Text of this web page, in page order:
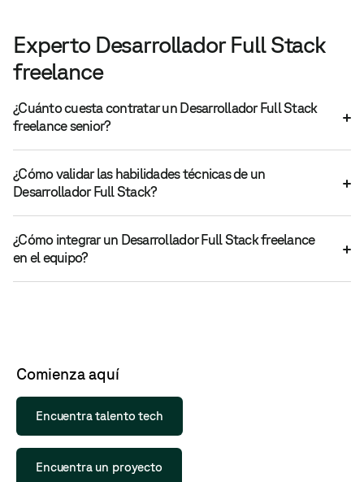
Experto Desarrollador Full Stack
freelance
¿Cuánto cuesta contratar un Desarrollador Full Stack
freelance senior?
¿Cómo validar las habilidades técnicas de un
Desarrollador Full Stack?
¿Cómo integrar un Desarrollador Full Stack freelance
en el equipo?
Comienza aquí
Encuentra talento tech
Encuentra un proyecto